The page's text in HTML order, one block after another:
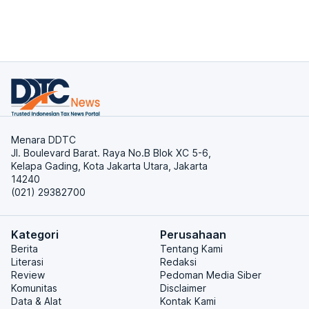
Menara DDTC
Jl. Boulevard Barat. Raya No.B Blok XC 5-6,
Kelapa Gading, Kota Jakarta Utara, Jakarta
14240
(021) 29382700
Kategori
Berita
Literasi
Review
Komunitas
Data & Alat
Perusahaan
Tentang Kami
Redaksi
Pedoman Media Siber
Disclaimer
Kontak Kami